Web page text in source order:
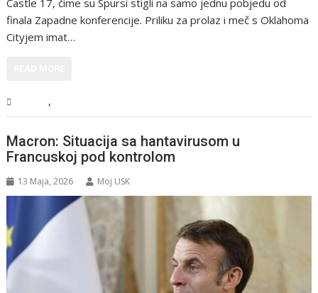
Castle 17, čime su Spursi stigli na samo jednu pobjedu od
finala Zapadne konferencije. Priliku za prolaz i meč s Oklahoma
Cityjem imat…
,
Macron: Situacija sa hantavirusom u
Francuskoj pod kontrolom
13 Maja, 2026 Moj USK